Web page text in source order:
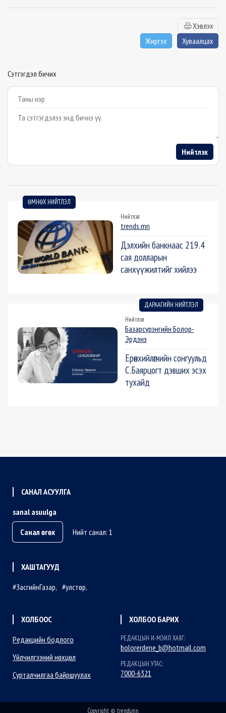
Хэвлэх
Жиргэх
Хуваалцах
Сэтгэгдэл бичих
Example textarea
Нийтлэх
ӨМНӨХ НИЙТЛЭЛ
Нийтлэл
trends.mn
Дэлхийн банкнаас 219.4
сая долларын
санхүүжилтийг хийлээ
ДАРААГИЙН НИЙТЛЭЛ
Нийтлэл
Базарсүрэнгийн Болор-
Эрдэнэ
Ерөнхийлөгчийн сонгуульд
С.Баярцогт дэвших эсэх
тухайд
САНАЛ АСУУЛГА
sanal asuulga
Санал өгөх
Нийт санал: 1
ХАШТАГУУД
ЗасгийнГазар
улстөр
ХОЛБООС
Редакцийн бодлого
Үйлчилгээний нөхцөл
Сурталчилгаа байршуулах
ХОЛБОО БАРИХ
РЕДАКЦЫН И-МЭИЛ ХАЯГ:
bolorerdene_b@hotmail.com
РЕДАКЦЫН УТАС:
7000-6321
Copyright © trends.mn